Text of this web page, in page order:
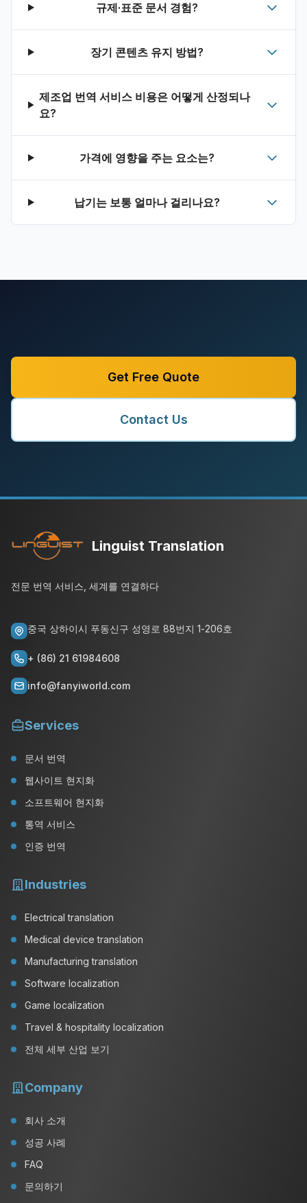
규제·표준 문서 경험?
장기 콘텐츠 유지 방법?
제조업 번역 서비스 비용은 어떻게 산정되나
요?
가격에 영향을 주는 요소는?
납기는 보통 얼마나 걸리나요?
Get Free Quote
Contact Us
Linguist Translation
전문 번역 서비스, 세계를 연결하다
중국 상하이시 푸동신구 성영로 88번지 1-206호
+ (86) 21 61984608
info@fanyiworld.com
Services
문서 번역
웹사이트 현지화
소프트웨어 현지화
통역 서비스
인증 번역
Industries
Electrical translation
Medical device translation
Manufacturing translation
Software localization
Game localization
Travel & hospitality localization
전체 세부 산업 보기
Company
회사 소개
성공 사례
FAQ
문의하기